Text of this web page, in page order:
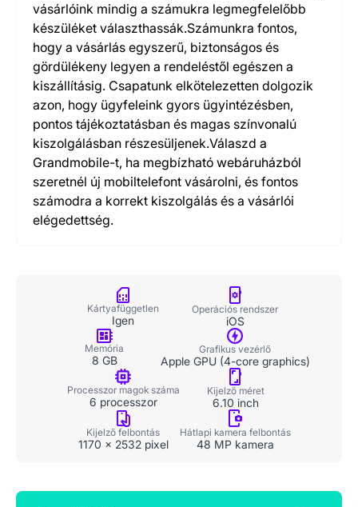
vásárlóink mindig a számukra legmegfelelőbb
készüléket választhassák.Számunkra fontos,
hogy a vásárlás egyszerű, biztonságos és
gördülékeny legyen a rendeléstől egészen a
kiszállításig. Csapatunk elkötelezetten dolgozik
azon, hogy ügyfeleink gyors ügyintézésben,
pontos tájékoztatásban és magas színvonalú
kiszolgálásban részesüljenek.Válaszd a
Grandmobile-t, ha megbízható webáruházból
szeretnél új mobiltelefont vásárolni, és fontos
számodra a korrekt kiszolgálás és a vásárlói
elégedettség.
Kártyafüggetlen
Igen
Operációs rendszer
iOS
Memória
8 GB
Grafikus vezérlő
Apple GPU (4-core graphics)
Processzor magok száma
6 processzor
Kijelző méret
6.10 inch
Kijelző felbontás
1170 x 2532 pixel
Hátlapi kamera felbontás
48 MP kamera